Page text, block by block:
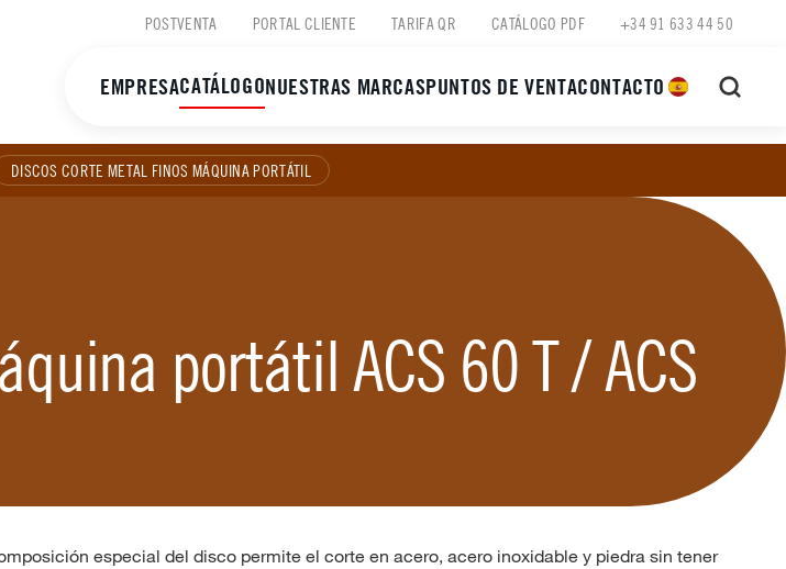
POSTVENTA PORTAL CLIENTE TARIFA QR CATÁLOGO PDF +34 91 633 44 50
EMPRESACATÁLOGONUESTRAS MARCASPUNTOS DE VENTACONTACTO
DISCOS CORTE METAL FINOS MÁQUINA PORTÁTIL
portátil ACS 60 T / ACS
especial del disco permite el corte en acero, acero inoxidable y piedra sin tener